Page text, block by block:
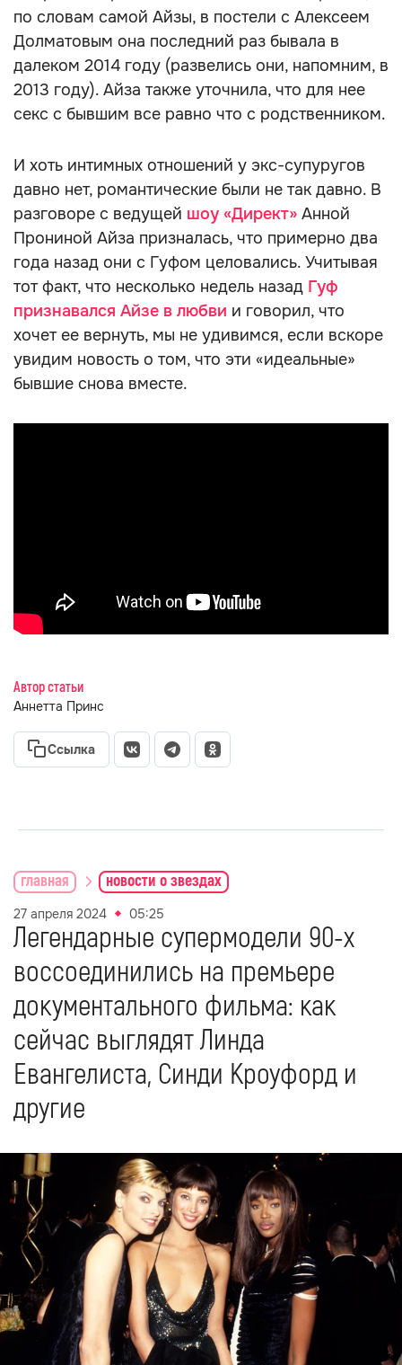
по словам самой Айзы, в постели с Алексеем
Долматовым она последний раз бывала в
далеком 2014 году (развелись они, напомним, в
2013 году). Айза также уточнила, что для нее
секс с бывшим все равно что с родственником.
И хоть интимных отношений у экс-супуругов
давно нет, романтические были не так давно. В
разговоре с ведущей шоу «Директ» Анной
Прониной Айза призналась, что примерно два
года назад они с Гуфом целовались. Учитывая
тот факт, что несколько недель назад Гуф
признавался Айзе в любви и говорил, что
хочет ее вернуть, мы не удивимся, если вскоре
увидим новость о том, что эти «идеальные»
бывшие снова вместе.
Автор статьи
Аннетта Принс
Ссылка
главная новости о звездах
27 апреля 2024 05:25
Легендарные супермодели 90-х
воссоединились на премьере
документального фильма: как
сейчас выглядят Линда
Евангелиста, Синди Кроуфорд и
другие